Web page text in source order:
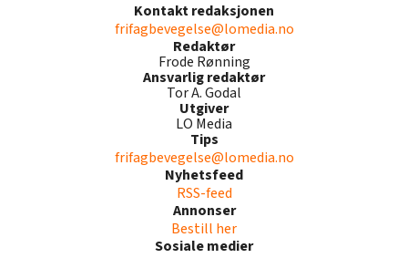
Kontakt redaksjonen
frifagbevegelse@lomedia.no
Redaktør
Frode Rønning
Ansvarlig redaktør
Tor A. Godal
Utgiver
LO Media
Tips
frifagbevegelse@lomedia.no
Nyhetsfeed
RSS-feed
Annonser
Bestill her
Sosiale medier